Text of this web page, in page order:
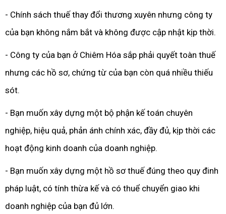
- Chính sách thuế thay đổi thương xuyên nhưng công ty
của bạn không nắm bắt và không được cập nhật kịp thời.
- Công ty của bạn ở Chiêm Hóa sắp phải quyết toàn thuế
nhưng các hồ sơ, chứng từ của bạn còn quá nhiều thiếu
sót.
- Bạn muốn xây dựng một bộ phận kế toán chuyên
nghiệp, hiệu quả, phản ánh chính xác, đầy đủ, kịp thời các
hoạt động kinh doanh của doanh nghiệp.
- Bạn muốn xây dựng một hồ sơ thuế đúng theo quy đinh
pháp luật, có tính thừa kế và có thuể chuyển giao khi
doanh nghiệp của bạn đủ lớn.